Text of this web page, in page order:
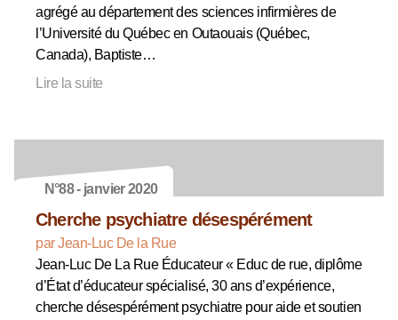
agrégé au département des sciences infirmières de
l’Université du Québec en Outaouais (Québec,
Canada), Baptiste…
Lire la suite
N°88 - janvier 2020
Cherche psychiatre désespérément
par Jean-Luc De la Rue
Jean-Luc De La Rue Éducateur « Educ de rue, diplôme
d’État d’éducateur spécialisé, 30 ans d’expérience,
cherche désespérément psychiatre pour aide et soutien